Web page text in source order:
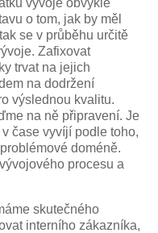
o tom, jak by měl
se v průběhu určitě
Zafixovat
trvat na jejich
na dodržení
výslednou kvalitu.
na ně připravení. Je
čase vyvíjí podle toho,
doméně.
procesu a
skutečného
interního zákazníka,